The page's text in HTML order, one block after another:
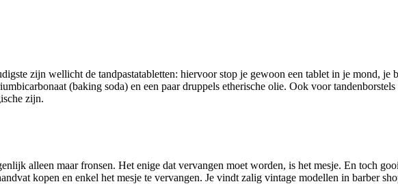
zijn wellicht de tandpastatabletten: hiervoor stop je gewoon een tablet in je mond, je
(baking soda) en een paar druppels etherische olie. Ook voor
zijn.
alleen maar fronsen. Het enige dat vervangen moet worden, is het mesje. En toch
kopen en enkel het mesje te vervangen. Je vindt zalig vintage modellen in barber